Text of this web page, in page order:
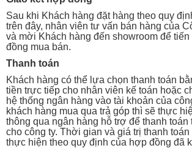
Sau khi Khách hàng đặt hàng theo quy
trên đây, nhân viên tư vấn bán hàng của
và mời Khách hàng đến showroom để
đồng mua bán.
Thanh toán
Khách hàng có thể lựa chọn thanh toán
tiền trực tiếp cho nhân viên kế toán hoặc
hệ thống ngân hàng vào tài khoản của
khách hàng mua qua trả góp thì sẽ thực
thông qua ngân hàng hỗ trợ để thanh toán
cho công ty. Thời gian và giá trị thanh
thực hiện theo quy định của hợp đồng đã